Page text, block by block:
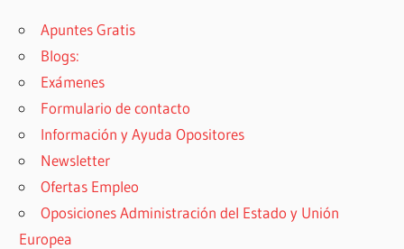
Apuntes Gratis
Blogs:
Exámenes
Formulario de contacto
Información y Ayuda Opositores
Newsletter
Ofertas Empleo
Oposiciones Administración del Estado y Unión
Europea